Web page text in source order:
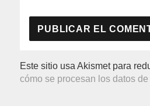
Este sitio usa Akismet para
cómo se procesan los datos